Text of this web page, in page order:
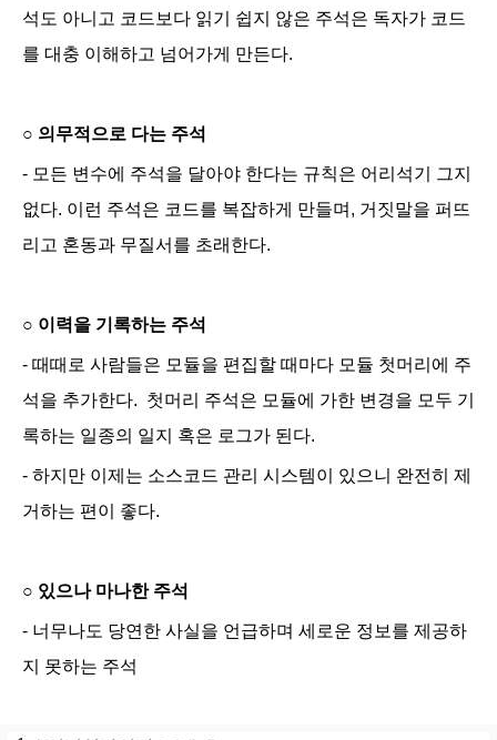
석도 아니고 코드보다 읽기 쉽지 않은 주석은 독자가 코드
를 대충 이해하고 넘어가게 만든다.
○ 의무적으로 다는 주석
- 모든 변수에 주석을 달아야 한다는 규칙은 어리석기 그지
없다. 이런 주석은 코드를 복잡하게 만들며, 거짓말을 퍼뜨
리고 혼동과 무질서를 초래한다.
○ 이력을 기록하는 주석
- 때때로 사람들은 모듈을 편집할 때마다 모듈 첫머리에 주
석을 추가한다. 첫머리 주석은 모듈에 가한 변경을 모두 기
록하는 일종의 일지 혹은 로그가 된다.
- 하지만 이제는 소스코드 관리 시스템이 있으니 완전히 제
거하는 편이 좋다.
○ 있으나 마나한 주석
- 너무나도 당연한 사실을 언급하며 세로운 정보를 제공하
지 못하는 주석